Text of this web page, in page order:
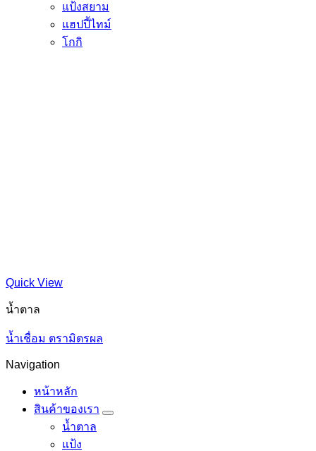
แป้งสยาม
แฮปปี้ไทม์
โกกิ
Quick View
น้ำตาล
น้ำเชื่อม ตรามิตรผล
Navigation
หน้าหลัก
สินค้าของเรา
น้ำตาล
แป้ง